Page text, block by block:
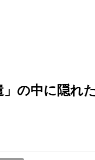
」の中に隠れ